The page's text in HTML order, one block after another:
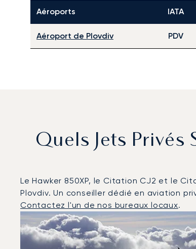
Aéroports
IATA
Aéroport de Plovdiv PDV
Quels Jets Privés
Le Hawker 850XP, le Citation CJ2 et le
Plovdiv. Un conseiller dédié en aviation
Contactez l'un de nos bureaux locaux.
Plovdiv : Les 3 modèles d'aéronefs les plus
Photo de l'aéronefModèle d'aéronef
Vitesse (km/h)
Vitesse (nœuds)
Autonomie (NM)